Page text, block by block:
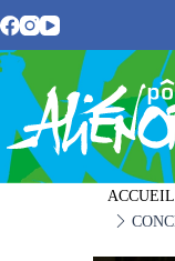
au
contenu
ACCUEIL